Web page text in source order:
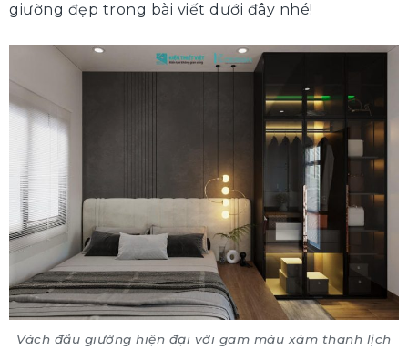
giường đẹp trong bài viết dưới đây nhé!
Vách đầu giường hiện đại với gam màu xám thanh lịch